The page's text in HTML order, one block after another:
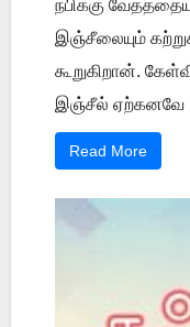
நபிக்கு
இஞ்சீலையும்
கூறுகிறான்.
இஞ்சீல் ஏற்கனவே
Read More